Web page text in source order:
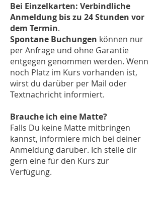
Bei Einzelkarten: Verbindliche
Anmeldung bis zu 24 Stunden vor
dem Termin.
Spontane Buchungen können nur
per Anfrage und ohne Garantie
entgegen genommen werden. Wenn
noch Platz im Kurs vorhanden ist,
wirst du darüber per Mail oder
Textnachricht informiert.
Brauche ich eine Matte?
Falls Du keine Matte mitbringen
kannst, informiere mich bei deiner
Anmeldung darüber. Ich stelle dir
gern eine für den Kurs zur
Verfügung.